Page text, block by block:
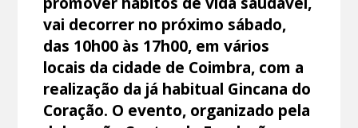
vai decorrer no próximo sábado,
das 10h00 às 17h00, em vários
locais da cidade de Coimbra, com a
realização da já habitual Gincana do
Coração. O evento, organizado pela